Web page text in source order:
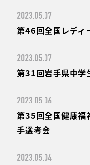
2023.05.07
第46回全国レディ
2023.05.07
第31回岩手県中学
2023.05.06
第35回全国健康
手選考会
2023.05.04